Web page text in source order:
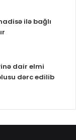
ilə bağlı
dair elmi
dərc edilib